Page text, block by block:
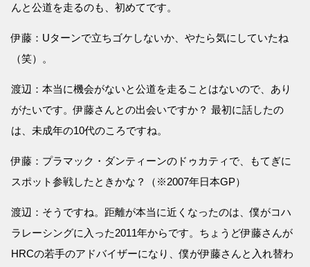
んと公道を走るのも、初めてです。
伊藤：Uターンで立ちゴケしないか、やたら気にしていたね
（笑）。
渡辺：本当に機会がないと公道を走ることはないので、あり
がたいです。伊藤さんとの出会いですか？ 最初に話したの
は、未成年の10代のころですね。
伊藤：プラマック・ダンティーンのドゥカティで、もてぎに
スポット参戦したときかな？（※2007年日本GP）
渡辺：そうですね。距離が本当に近くなったのは、僕がコハ
ラレーシングに入った2011年からです。ちょうど伊藤さんが
HRCの若手のアドバイザーになり、僕が伊藤さんと入れ替わ